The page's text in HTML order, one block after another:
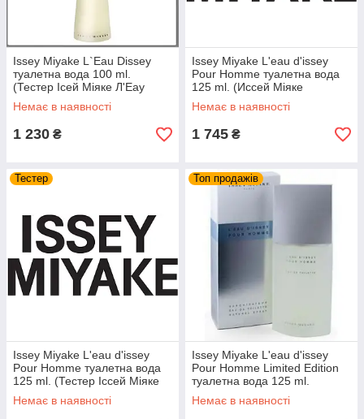
Issey Miyake L`Eau Dissey
туалетна вода 100 ml.
(Тестер Ісей Міяке Л'Еау
Д'Іссей)
Немає в наявності
1 230 ₴
Issey Miyake L'eau d'issey
Pour Homme туалетна вода
125 ml. (Иссей Міяке
Наповнююча Єау Д Иссей
Пур Хом)
Немає в наявності
1 745 ₴
Тестер
Issey Miyake L'eau d'issey
Pour Homme туалетна вода
125 ml. (Тестер Іссей Міяке
Наповнююча Єау Д Іссей Пур
Хом)
Немає в наявності
Топ продажів
Issey Miyake L'eau d'issey
Pour Homme Limited Edition
туалетна вода 125 ml.
(Наповнююча Єау Д Иссей
Пур Хом)
Немає в наявності